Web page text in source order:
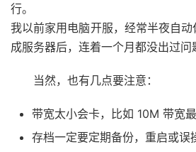
行。
我以前家用电脑开服，经常半夜自
成服务器后，连着一个月都没出过问
当然，也有几点要注意：
带宽太小会卡，比如 10M 带宽最
存档一定要定期备份，重启或误